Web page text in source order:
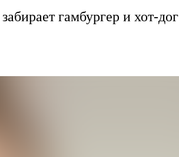
забирает гамбургер и хот-дог